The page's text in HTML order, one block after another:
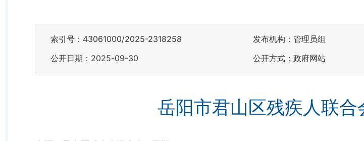
索引号：43061000/2025-2318258 发布机构：管理员组
公开日期：2025-09-30
公开方式：政府网站
岳阳市君山区残疾人联